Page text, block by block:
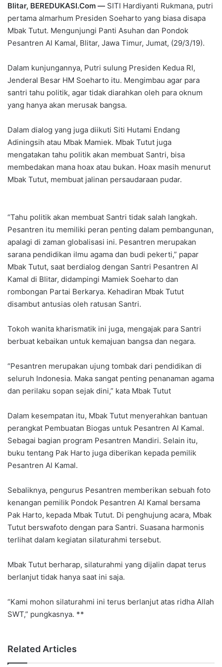
Blitar, BEREDUKASI.Com — SITI Hardiyanti Rukmana, putri
pertama almarhum Presiden Soeharto yang biasa disapa
Mbak Tutut. Mengunjungi Panti Asuhan dan Pondok
Pesantren Al Kamal, Blitar, Jawa Timur, Jumat, (29/3/19).
Dalam kunjungannya, Putri sulung Presiden Kedua RI,
Jenderal Besar HM Soeharto itu. Mengimbau agar para
santri tahu politik, agar tidak diarahkan oleh para oknum
yang hanya akan merusak bangsa.
Dalam dialog yang juga diikuti Siti Hutami Endang
Adiningsih atau Mbak Mamiek. Mbak Tutut juga
mengatakan tahu politik akan membuat Santri, bisa
membedakan mana hoax atau bukan. Hoax masih menurut
Mbak Tutut, membuat jalinan persaudaraan pudar.
“Tahu politik akan membuat Santri tidak salah langkah.
Pesantren itu memiliki peran penting dalam pembangunan,
apalagi di zaman globalisasi ini. Pesantren merupakan
sarana pendidikan ilmu agama dan budi pekerti,” papar
Mbak Tutut, saat berdialog dengan Santri Pesantren Al
Kamal di Blitar, didampingi Mamiek Soeharto dan
rombongan Partai Berkarya. Kehadiran Mbak Tutut
disambut antusias oleh ratusan Santri.
Tokoh wanita kharismatik ini juga, mengajak para Santri
berbuat kebaikan untuk kemajuan bangsa dan negara.
“Pesantren merupakan ujung tombak dari pendidikan di
seluruh Indonesia. Maka sangat penting penanaman agama
dan perilaku sopan sejak dini,” kata Mbak Tutut
Dalam kesempatan itu, Mbak Tutut menyerahkan bantuan
perangkat Pembuatan Biogas untuk Pesantren Al Kamal.
Sebagai bagian program Pesantren Mandiri. Selain itu,
buku tentang Pak Harto juga diberikan kepada pemilik
Pesantren Al Kamal.
Sebaliknya, pengurus Pesantren memberikan sebuah foto
kenangan pemilik Pondok Pesantren Al Kamal bersama
Pak Harto, kepada Mbak Tutut. Di penghujung acara, Mbak
Tutut berswafoto dengan para Santri. Suasana harmonis
terlihat dalam kegiatan silaturahmi tersebut.
Mbak Tutut berharap, silaturahmi yang dijalin dapat terus
berlanjut tidak hanya saat ini saja.
“Kami mohon silaturahmi ini terus berlanjut atas ridha Allah
SWT,” pungkasnya. **
Related Articles